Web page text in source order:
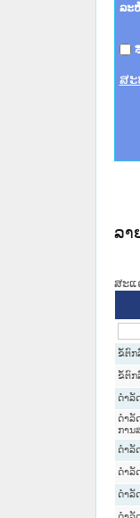
ລະ
ສ
ານສະພາປະຊາຊົ
ທາງລັດຖະການ
ສຳລັບ ພາກກາງ
ສຳລັບ ພາກໃຕ້
ວິທະຍາຄານຕ
ວິທະຍາຄານສັນ
ຂັ້ນແຂວງພາກເ
ານສະພາປະຊາຊົ
ລາ
ສະແ
ຂໍ້ຕົກ
ຂໍ້ຕົກ
ດຳລັ
ດຳລັ
ການ
ດໍາລັ
ດຳລັ
ດຳລັ
ດໍາລັ